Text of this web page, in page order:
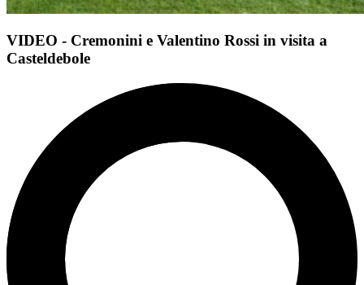
VIDEO - Cremonini e Valentino Rossi in visita a
Casteldebole